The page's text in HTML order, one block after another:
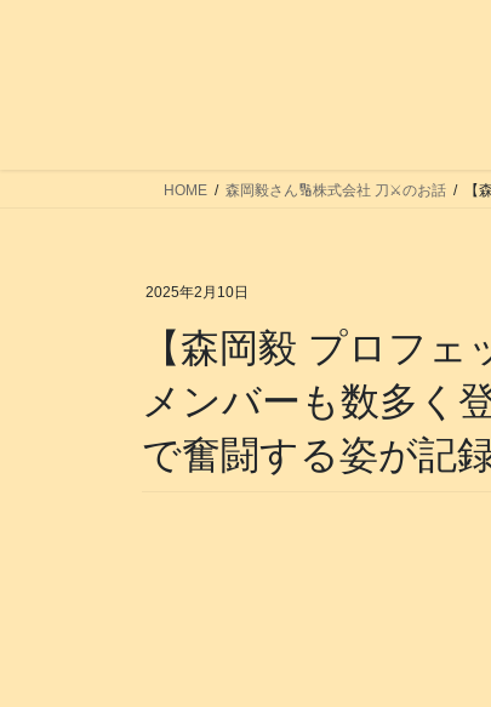
HOME 森岡毅さん🔢株式会社 刀⚔️のお話 【
2025年2月10日
【森岡毅 プロフ
メンバーも数多く
で奮闘する姿が記